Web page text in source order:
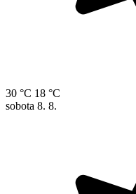
30 °C 18 °C
sobota 8. 8.